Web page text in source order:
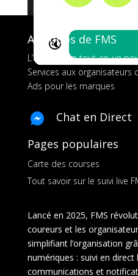
🔇
A propos de FMS
L’application tout-en-un
Services aux organisateurs
Ads pour les marques
Chat en Direct
Pages populaires
Carte des courses
Tout savoir sur le suivi live
Lancé en 2025, FMS
coureurs et les
simplifiant l’organisation
numériques : suivi en
communications et